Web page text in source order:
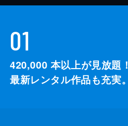
01
420,000 本以上が見放題！
最新レンタル作品も充実。